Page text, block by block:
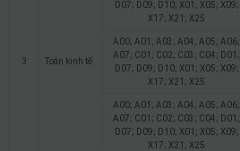
3 Toán kinh tế
D07; D09; D10; X01; X05; X09;
X17; X21; X25
A00; A01; A03; A04; A05; A06;
A07; C01; C02; C03; C04; D01;
D07; D09; D10; X01; X05; X09;
X17; X21; X25
A00; A01; A03; A04; A05; A06;
A07; C01; C02; C03; C04; D01;
D07; D09; D10; X01; X05; X09;
X17; X21; X25